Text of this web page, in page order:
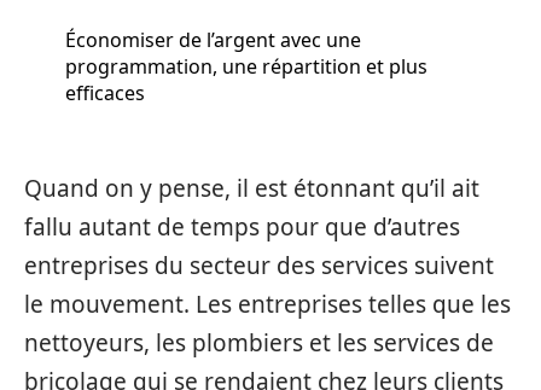
Économiser de l’argent avec une
programmation, une répartition et plus
efficaces
Quand on y pense, il est étonnant qu’il ait
fallu autant de temps pour que d’autres
entreprises du secteur des services suivent
le mouvement. Les entreprises telles que les
nettoyeurs, les plombiers et les services de
bricolage qui se rendaient chez leurs clients